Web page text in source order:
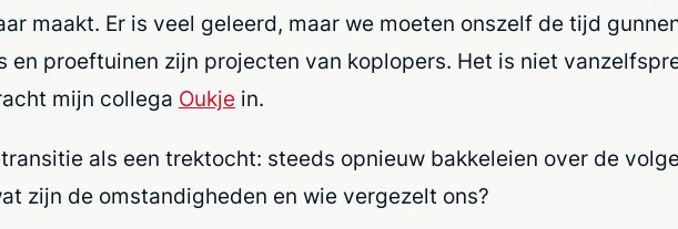
maakt. Er is veel geleerd, maar we moeten onszelf de tijd
en proeftuinen zijn projecten van koplopers. Het is niet
mijn collega Oukje in.
als een trektocht: steeds opnieuw bakkeleien over de
zijn de omstandigheden en wie vergezelt ons?